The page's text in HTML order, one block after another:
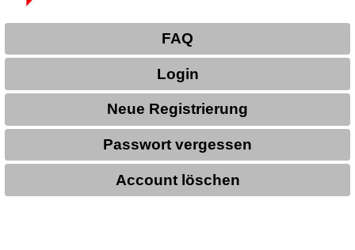
FAQ
Login
Neue Registrierung
Passwort vergessen
Account löschen